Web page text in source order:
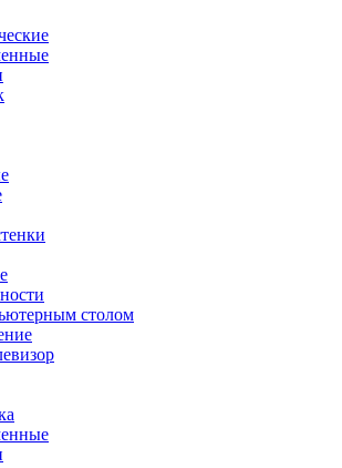
столом